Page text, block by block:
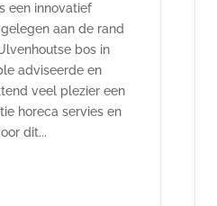
een innovatief
aan de rand
bos in
adviseerde en
veel plezier een
horeca servies en
dit...